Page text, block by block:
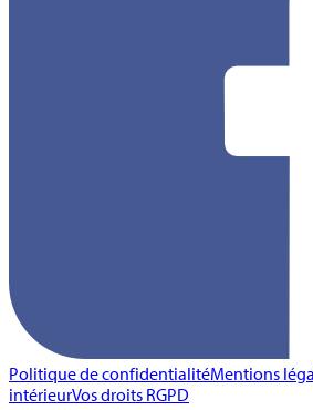
Politique de confidentialitéMentions
intérieurVos droits RGPD